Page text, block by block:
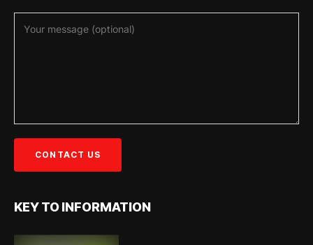
KEY TO INFORMATION